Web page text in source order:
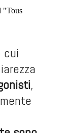
"Tous
cui
,